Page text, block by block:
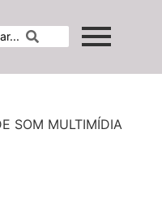
SOM MULTIMÍDIA